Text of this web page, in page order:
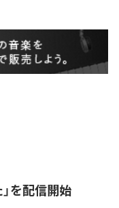
を配信開始